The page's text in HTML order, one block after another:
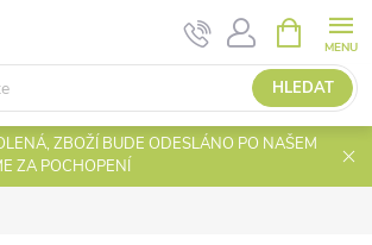
HLEDAT
NÁKUPNÍ
KOŠÍK
ZBOŽÍ BUDE ODESLÁNO PO NAŠEM
ZA POCHOPENÍ